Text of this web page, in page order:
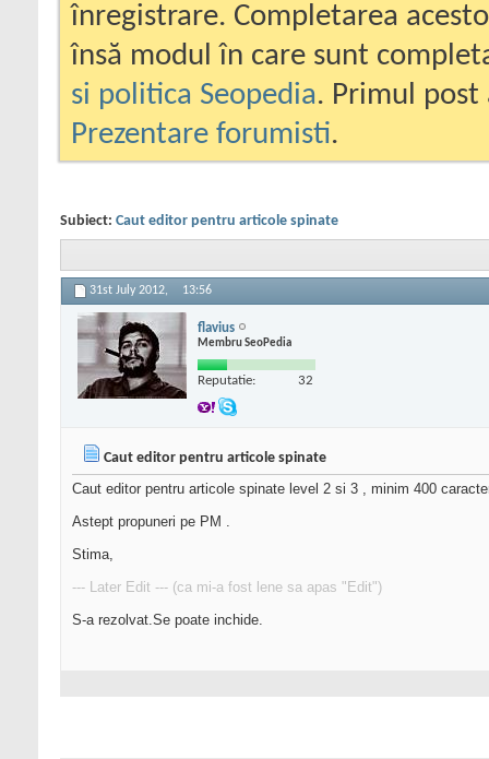
înregistrare. Completarea
însă modul în care sunt
si politica Seopedia. Primul
Prezentare forumisti.
Subiect: Caut editor pentru articole spinate
31st July 2012, 13:56
flavius
Membru SeoPedia
Reputatie: 32
Caut editor pentru articole spinate
Caut editor pentru articole spinate level 2 si 3 , minim 400
Astept propuneri pe PM .
Stima,
--- Later Edit --- (ca mi-a fost lene sa apas "Edit")
S-a rezolvat.Se poate inchide.